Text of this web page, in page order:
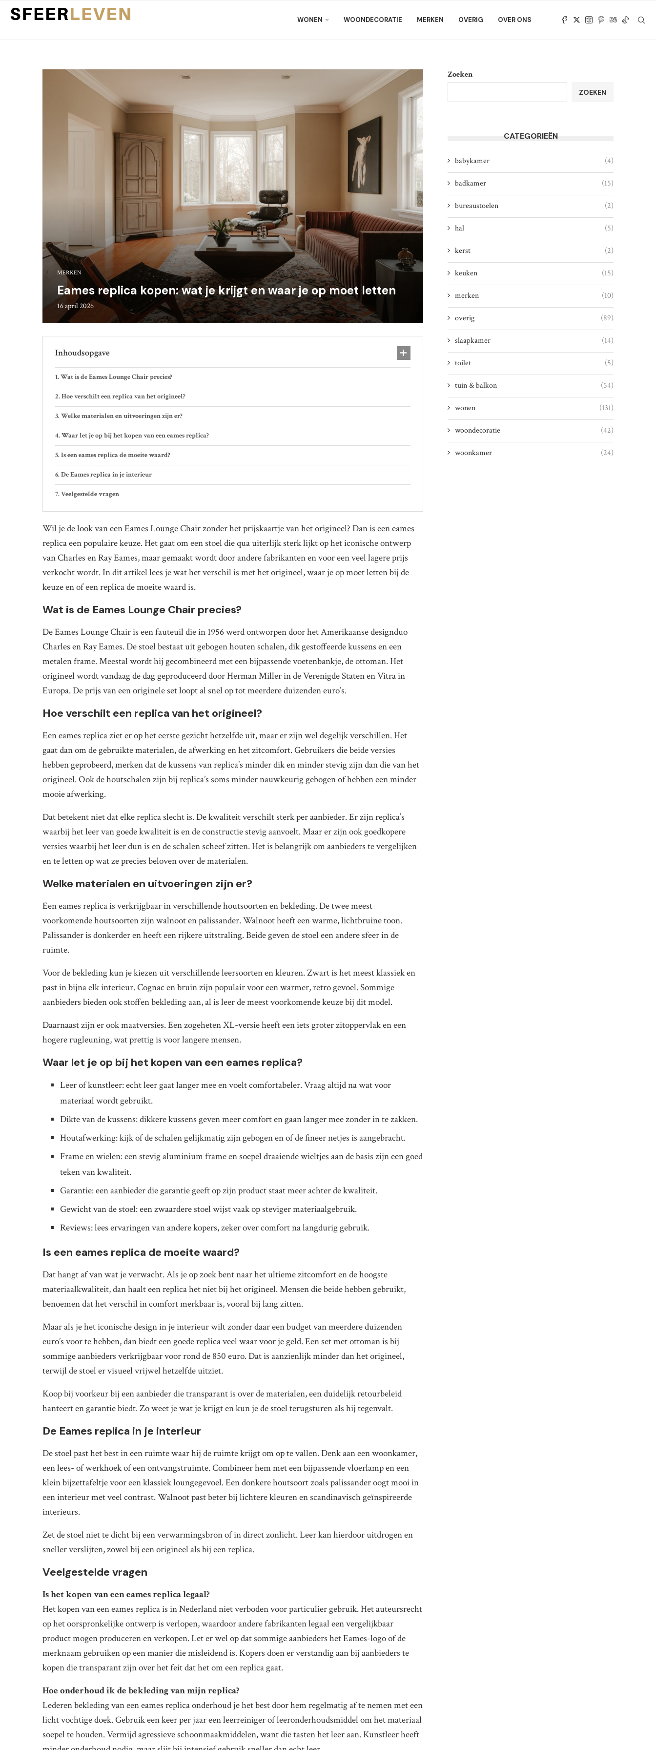
WONEN WOONDECORATIE MERKEN OVERIG OVER ONS
MERKEN
Eames replica kopen: wat je krijgt en waar je op moet letten
16 april 2026
Inhoudsopgave
Wat is de Eames Lounge Chair precies?
Hoe verschilt een replica van het origineel?
Welke materialen en uitvoeringen zijn er?
Waar let je op bij het kopen van een eames replica?
Is een eames replica de moeite waard?
De Eames replica in je interieur
Veelgestelde vragen
Wil je de look van een Eames Lounge Chair zonder het prijskaartje van het origineel? Dan is een eames
replica een populaire keuze. Het gaat om een stoel die qua uiterlijk sterk lijkt op het iconische ontwerp
van Charles en Ray Eames, maar gemaakt wordt door andere fabrikanten en voor een veel lagere prijs
verkocht wordt. In dit artikel lees je wat het verschil is met het origineel, waar je op moet letten bij de
keuze en of een replica de moeite waard is.
Wat is de Eames Lounge Chair precies?
De Eames Lounge Chair is een fauteuil die in 1956 werd ontworpen door het Amerikaanse designduo
Charles en Ray Eames. De stoel bestaat uit gebogen houten schalen, dik gestoffeerde kussens en een
metalen frame. Meestal wordt hij gecombineerd met een bijpassende voetenbankje, de ottoman. Het
origineel wordt vandaag de dag geproduceerd door Herman Miller in de Verenigde Staten en Vitra in
Europa. De prijs van een originele set loopt al snel op tot meerdere duizenden euro’s.
Hoe verschilt een replica van het origineel?
Een eames replica ziet er op het eerste gezicht hetzelfde uit, maar er zijn wel degelijk verschillen. Het
gaat dan om de gebruikte materialen, de afwerking en het zitcomfort. Gebruikers die beide versies
hebben geprobeerd, merken dat de kussens van replica’s minder dik en minder stevig zijn dan die van het
origineel. Ook de houtschalen zijn bij replica’s soms minder nauwkeurig gebogen of hebben een minder
mooie afwerking.
Dat betekent niet dat elke replica slecht is. De kwaliteit verschilt sterk per aanbieder. Er zijn replica’s
waarbij het leer van goede kwaliteit is en de constructie stevig aanvoelt. Maar er zijn ook goedkopere
versies waarbij het leer dun is en de schalen scheef zitten. Het is belangrijk om aanbieders te vergelijken
en te letten op wat ze precies beloven over de materialen.
Welke materialen en uitvoeringen zijn er?
Een eames replica is verkrijgbaar in verschillende houtsoorten en bekleding. De twee meest
voorkomende houtsoorten zijn walnoot en palissander. Walnoot heeft een warme, lichtbruine toon.
Palissander is donkerder en heeft een rijkere uitstraling. Beide geven de stoel een andere sfeer in de
ruimte.
Voor de bekleding kun je kiezen uit verschillende leersoorten en kleuren. Zwart is het meest klassiek en
past in bijna elk interieur. Cognac en bruin zijn populair voor een warmer, retro gevoel. Sommige
aanbieders bieden ook stoffen bekleding aan, al is leer de meest voorkomende keuze bij dit model.
Daarnaast zijn er ook maatversies. Een zogeheten XL-versie heeft een iets groter zitoppervlak en een
hogere rugleuning, wat prettig is voor langere mensen.
Waar let je op bij het kopen van een eames replica?
Leer of kunstleer: echt leer gaat langer mee en voelt comfortabeler. Vraag altijd na wat voor
materiaal wordt gebruikt.
Dikte van de kussens: dikkere kussens geven meer comfort en gaan langer mee zonder in te zakken.
Houtafwerking: kijk of de schalen gelijkmatig zijn gebogen en of de fineer netjes is aangebracht.
Frame en wielen: een stevig aluminium frame en soepel draaiende wieltjes aan de basis zijn een goed
teken van kwaliteit.
Garantie: een aanbieder die garantie geeft op zijn product staat meer achter de kwaliteit.
Gewicht van de stoel: een zwaardere stoel wijst vaak op steviger materiaalgebruik.
Reviews: lees ervaringen van andere kopers, zeker over comfort na langdurig gebruik.
Is een eames replica de moeite waard?
Dat hangt af van wat je verwacht. Als je op zoek bent naar het ultieme zitcomfort en de hoogste
materiaalkwaliteit, dan haalt een replica het niet bij het origineel. Mensen die beide hebben gebruikt,
benoemen dat het verschil in comfort merkbaar is, vooral bij lang zitten.
Maar als je het iconische design in je interieur wilt zonder daar een budget van meerdere duizenden
euro’s voor te hebben, dan biedt een goede replica veel waar voor je geld. Een set met ottoman is bij
sommige aanbieders verkrijgbaar voor rond de 850 euro. Dat is aanzienlijk minder dan het origineel,
terwijl de stoel er visueel vrijwel hetzelfde uitziet.
Koop bij voorkeur bij een aanbieder die transparant is over de materialen, een duidelijk retourbeleid
hanteert en garantie biedt. Zo weet je wat je krijgt en kun je de stoel terugsturen als hij tegenvalt.
De Eames replica in je interieur
De stoel past het best in een ruimte waar hij de ruimte krijgt om op te vallen. Denk aan een woonkamer,
een lees- of werkhoek of een ontvangstruimte. Combineer hem met een bijpassende vloerlamp en een
klein bijzettafeltje voor een klassiek loungegevoel. Een donkere houtsoort zoals palissander oogt mooi in
een interieur met veel contrast. Walnoot past beter bij lichtere kleuren en scandinavisch geïnspireerde
interieurs.
Zet de stoel niet te dicht bij een verwarmingsbron of in direct zonlicht. Leer kan hierdoor uitdrogen en
sneller verslijten, zowel bij een origineel als bij een replica.
Veelgestelde vragen
Is het kopen van een eames replica legaal?
Het kopen van een eames replica is in Nederland niet verboden voor particulier gebruik. Het auteursrecht
op het oorspronkelijke ontwerp is verlopen, waardoor andere fabrikanten legaal een vergelijkbaar
product mogen produceren en verkopen. Let er wel op dat sommige aanbieders het Eames-logo of de
merknaam gebruiken op een manier die misleidend is. Kopers doen er verstandig aan bij aanbieders te
kopen die transparant zijn over het feit dat het om een replica gaat.
Hoe onderhoud ik de bekleding van mijn replica?
Lederen bekleding van een eames replica onderhoud je het best door hem regelmatig af te nemen met een
licht vochtige doek. Gebruik een keer per jaar een leerreiniger of leeronderhoudsmiddel om het materiaal
soepel te houden. Vermijd agressieve schoonmaakmiddelen, want die tasten het leer aan. Kunstleer heeft
Zoeken
ZOEKEN
CATEGORIEËN
babykamer (4)
badkamer (15)
bureaustoelen (2)
hal (5)
kerst (2)
keuken (15)
merken (10)
overig (89)
slaapkamer (14)
toilet (5)
tuin & balkon (54)
wonen (131)
woondecoratie (42)
woonkamer (24)